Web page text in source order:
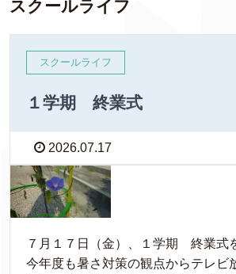
スクールライフ
スクールライフ
１学期 終業式
2026.07.17
７月１７日（金）、１学期 終業式
今年度も暑さ対策の観点からテレビ